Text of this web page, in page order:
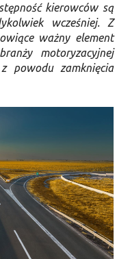
kierowców są
wcześniej. Z
ważny element
motoryzacyjnej
powodu zamknięcia